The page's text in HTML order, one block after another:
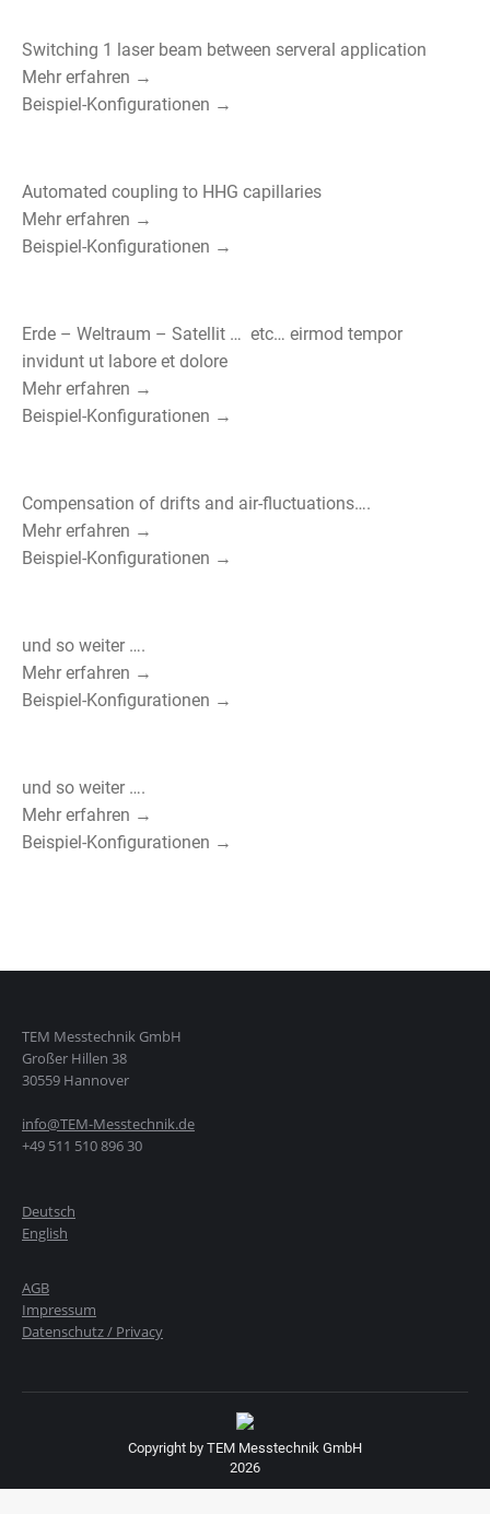
Switching 1 laser beam between serveral application
Mehr erfahren →
Beispiel-Konfigurationen →
Automated coupling to HHG capillaries
Mehr erfahren →
Beispiel-Konfigurationen →
Erde – Weltraum – Satellit … etc… eirmod tempor
invidunt ut labore et dolore
Mehr erfahren →
Beispiel-Konfigurationen →
Compensation of drifts and air-fluctuations….
Mehr erfahren →
Beispiel-Konfigurationen →
und so weiter ….
Mehr erfahren →
Beispiel-Konfigurationen →
und so weiter ….
Mehr erfahren →
Beispiel-Konfigurationen →
TEM Messtechnik GmbH
Großer Hillen 38
30559 Hannover
info@TEM-Messtechnik.de
+49 511 510 896 30
Deutsch
English
AGB
Impressum
Datenschutz / Privacy
Copyright by TEM Messtechnik GmbH
2026